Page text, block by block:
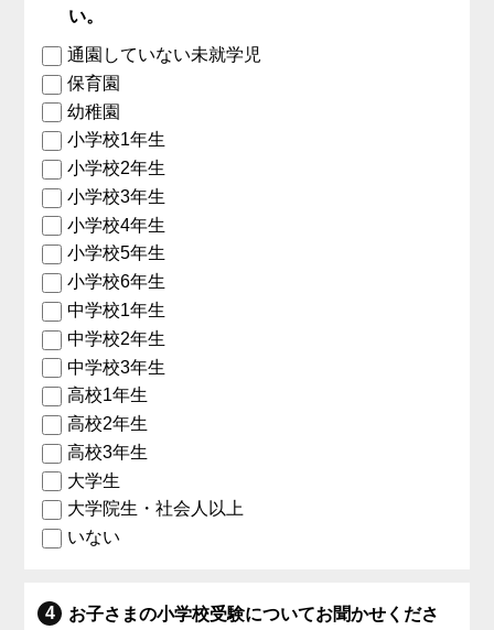
い。
通園していない未就学児
保育園
幼稚園
小学校1年生
小学校2年生
小学校3年生
小学校4年生
小学校5年生
小学校6年生
中学校1年生
中学校2年生
中学校3年生
高校1年生
高校2年生
高校3年生
大学生
大学院生・社会人以上
いない
お子さまの小学校受験についてお聞かせくださ